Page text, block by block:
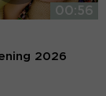
00:56
2026